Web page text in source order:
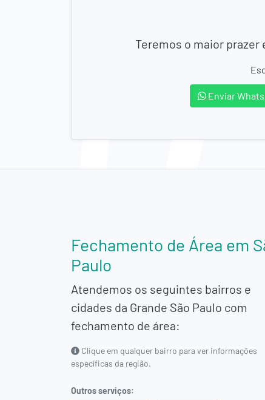
Teremos o maior prazer
Enviar
Fechamento de Área em
Paulo
Atendemos os seguintes bairros e
cidades da Grande São Paulo com
fechamento de área:
Clique em qualquer bairro para ver informações
específicas da região.
Outros serviços: